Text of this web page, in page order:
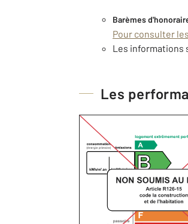
Barèmes
Pour consulter
Les informations
Les